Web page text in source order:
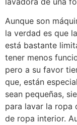
Aunque son
la verdad es que
está bastante
tener menos
pero a su favor
que, están
sean pequeñas,
para lavar la ropa
de ropa interior.